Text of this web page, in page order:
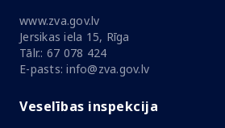
www.zva.gov.lv
Jersikas iela 15, Rīga
Tālr.: 67 078 424
E-pasts: info@zva.gov.lv
Veselības inspekcija